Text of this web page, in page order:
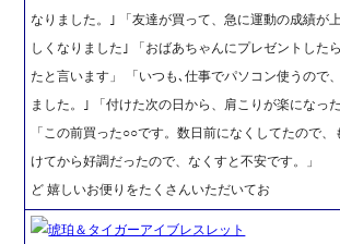
なりました。｣ 「友達が買って、急に運動の成績が
しくなりました｣ 「おばあちゃんにプレゼントした
たと言います」 「いつも､仕事でパソコン使うので
ました。｣ 「付けた次の日から、肩こりが楽になっ
「この前買った○○です。数日前になくしてたので
けてから好調だったので、なくすと
ど 嬉しいお便りをたくさんいただいてお
琥珀＆タイガーアイブレスレット